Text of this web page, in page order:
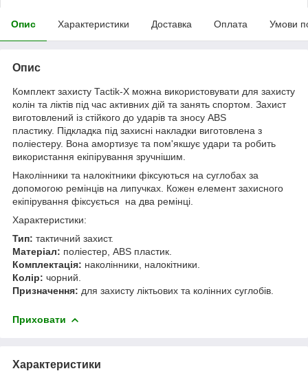
Опис Характеристики Доставка Оплата Умови
Опис
Комплект захисту Тасtik-Х можна використовувати для захисту
колін та ліктів під час активних дій та занять спортом. Захист
виготовлений із стійкого до ударів та зносу ABS
пластику. Підкладка під захисні накладки виготовлена з
поліестеру. Вона амортизує та пом'якшує удари та робить
використання екіпірування зручнішим.
Наколінники та налокітники фіксуються на суглобах за
допомогою ремінців на липучках. Кожен елемент захисного
екіпірування фіксується на два ремінці.
Характеристики:
Тип: тактичний захист.
Матеріал: поліестер, ABS пластик.
Комплектація: наколінники, налокітники.
Колір: чорний.
Призначення: для захисту ліктьових та колінних суглобів.
Приховати
Характеристики